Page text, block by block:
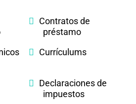
Contratos de
préstamo
Currículums
Declaraciones de
impuestos